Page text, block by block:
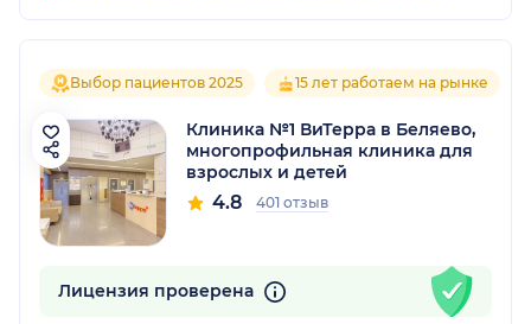
Выбор пациентов 2025 15 лет работаем на рынке
Клиника №1 ВиТерра в Беляево,
многопрофильная клиника для
взрослых и детей
4.8 401 отзыв
Лицензия проверена